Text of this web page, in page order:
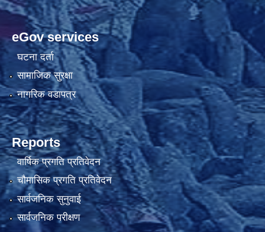
eGov services
घटना दर्ता
सामाजिक सुरक्षा
नागरिक वडापत्र
Reports
वार्षिक प्रगति प्रतिवेदन
चौमासिक प्रगति प्रतिवेदन
सार्वजनिक सुनुवाई
सार्वजनिक परीक्षण